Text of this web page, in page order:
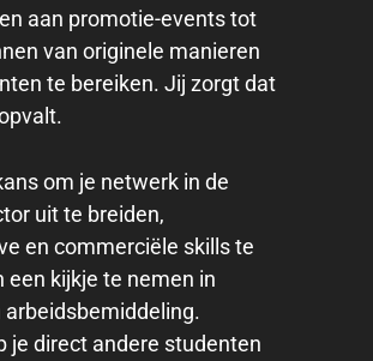
aan promotie-events tot
van originele manieren
te bereiken. Jij zorgt dat
om je netwerk in de
uit te breiden,
en commerciële skills te
een kijkje te nemen in
je direct andere studenten